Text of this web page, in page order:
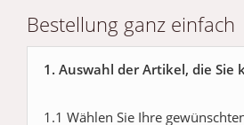
Bestellung ganz einfach
1. Auswahl der Artikel, die Sie
1.1 Wählen Sie Ihre